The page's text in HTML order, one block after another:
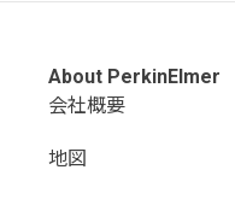
About PerkinElmer
会社概要
地図